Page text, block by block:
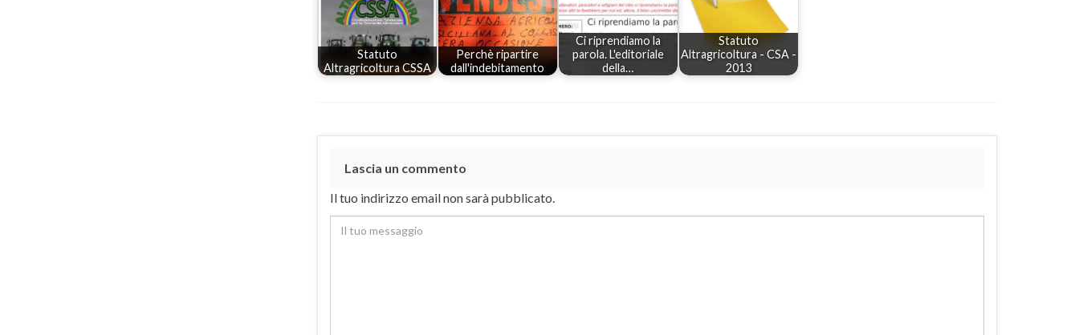
Statuto
Altragricoltura CSSA
Perchè ripartire
dall'indebitamento
Ci riprendiamo la
parola. L'editoriale
della…
Statuto
Altragricoltura - CSA -
2013
Lascia un commento
Il tuo indirizzo email non sarà pubblicato.